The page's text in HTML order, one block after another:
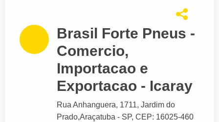
Brasil Forte Pneus -
Comercio,
Importacao e
Exportacao - Icaray
Rua Anhanguera, 1711, Jardim do
Prado,Araçatuba - SP, CEP: 16025-460